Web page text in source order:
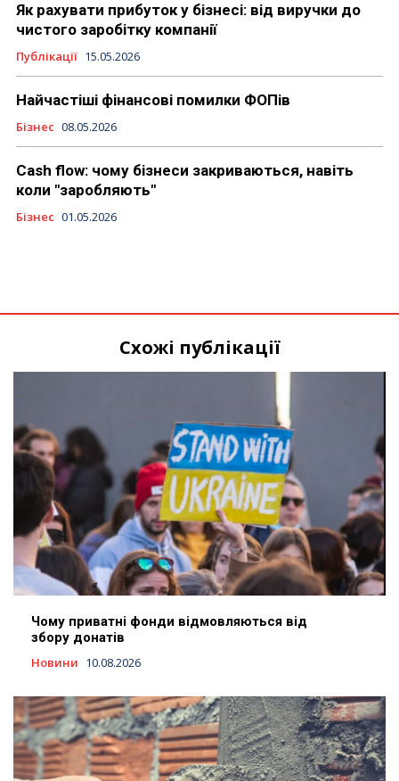
Як рахувати прибуток у бізнесі: від виручки до
чистого заробітку компанії
Публікації 15.05.2026
Найчастіші фінансові помилки ФОПів
Бізнес 08.05.2026
Cash flow: чому бізнеси закриваються, навіть
коли "заробляють"
Бізнес 01.05.2026
Схожі публікації
Чому приватні фонди відмовляються від
збору донатів
Новини 10.08.2026